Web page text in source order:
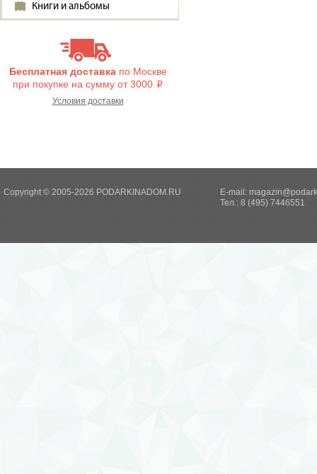
Книги и альбомы
Бесплатная доставкапо Москве
при покупке на сумму от 3000 i
Условия доставки
Copyright © 2005-2026 PODARKINADOM.RU E-mail:
Тел.: 8 (495) 7446551